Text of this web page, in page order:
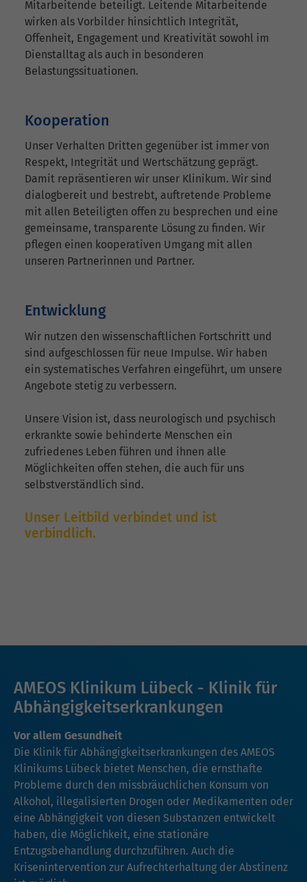
Mitarbeitende beteiligt. Leitende Mitarbeitende
wirken als Vorbilder hinsichtlich Integrität,
Offenheit, Engagement und Kreativität sowohl im
Dienstalltag als auch in besonderen
Belastungssituationen.
Kooperation
Unser Verhalten Dritten gegenüber ist immer von
Respekt, Integrität und Wertschätzung geprägt.
Damit repräsentieren wir unser Klinikum. Wir sind
dialogbereit und bestrebt, auftretende Probleme
mit allen Beteiligten offen zu besprechen und eine
gemeinsame, transparente Lösung zu finden. Wir
pflegen einen kooperativen Umgang mit allen
unseren Partnerinnen und Partner.
Entwicklung
Wir nutzen den wissenschaftlichen Fortschritt und
sind aufgeschlossen für neue Impulse. Wir haben
ein systematisches Verfahren eingeführt, um unsere
Angebote stetig zu verbessern.
Unsere Vision ist, dass neurologisch und psychisch
erkrankte sowie behinderte Menschen ein
zufriedenes Leben führen und ihnen alle
Möglichkeiten offen stehen, die auch für uns
selbstverständlich sind.
Unser Leitbild verbindet und ist
verbindlich.
AMEOS Klinikum Lübeck - Klinik für
Abhängigkeitserkrankungen
Vor allem Gesundheit
Die Klinik für Abhängigkeitserkrankungen des AMEOS
Klinikums Lübeck bietet Menschen, die ernsthafte
Probleme durch den missbräuchlichen Konsum von
Alkohol, illegalisierten Drogen oder Medikamenten oder
eine Abhängigkeit von diesen Substanzen entwickelt
haben, die Möglichkeit, eine stationäre
Entzugsbehandlung durchzuführen. Auch die
Krisenintervention zur Aufrechterhaltung der Abstinenz